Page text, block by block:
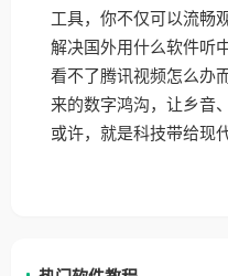
工具，你不仅可以流畅
解决国外用什么软件听
看不了腾讯视频怎么办
来的数字鸿沟，让乡音
或许，就是科技带给现